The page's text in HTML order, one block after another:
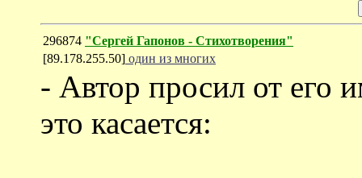
296874 "Сергей Гапонов - Стихотворения"
[89.178.255.50] один из многих
- Автор просил от его
это касается: